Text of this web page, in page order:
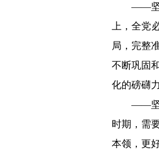
——坚
上，全党
局，完整
不断巩固
化的磅礴
——坚
时期，需
本领，更